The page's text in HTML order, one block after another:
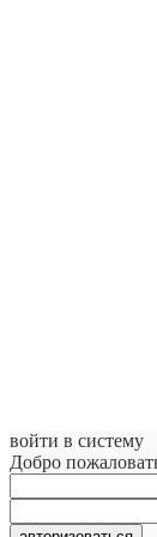
войти в систему
Добро